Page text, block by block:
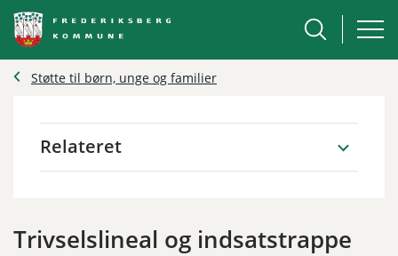
Støtte til børn, unge og familier
Relateret
Trivselslineal og indsatstrappe